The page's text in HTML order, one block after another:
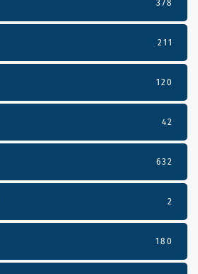
378
211
120
42
632
2
180